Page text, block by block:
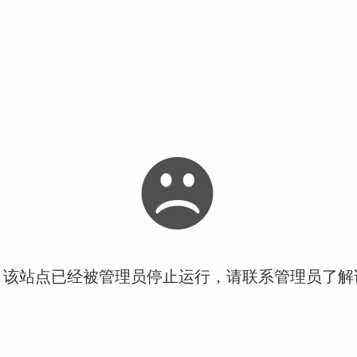
站点已经被管理员停止运行，请联系管理员了